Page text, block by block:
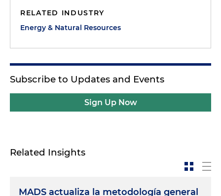
RELATED INDUSTRY
Energy & Natural Resources
Subscribe to Updates and Events
Sign Up Now
Related Insights
MADS actualiza la metodología general